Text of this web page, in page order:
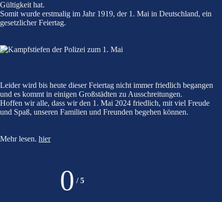
Gültigkeit hat.
Somit wurde erstmalig im Jahr 1919, der 1. Mai in Deutschland, ein
gesetzlicher Feiertag.
Leider wird bis heute dieser Feiertag nicht immer friedlich begangen
und es kommt in einigen Großstädten zu Ausschreitungen.
Hoffen wir alle, dass wir den 1. Mai 2024 friedlich, mit viel Freude
und Spaß, unseren Familien und Freunden begehen können.
Mehr lesen. hier
0 /5